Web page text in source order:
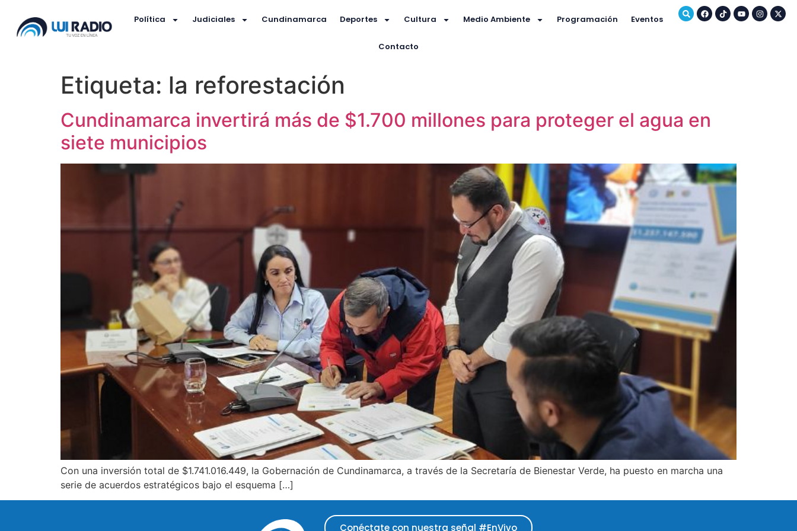
Política Judiciales Cundinamarca Deportes Cultura Medio Ambiente Programación Eventos
Contacto
Etiqueta: la reforestación
Cundinamarca invertirá más de $1.700 millones para proteger el agua en
siete municipios
Con una inversión total de $1.741.016.449, la Gobernación de Cundinamarca, a través de la Secretaría de Bienestar Verde, ha puesto en marcha una
serie de acuerdos estratégicos bajo el esquema […]
Conéctate con nuestra señal #EnVivo